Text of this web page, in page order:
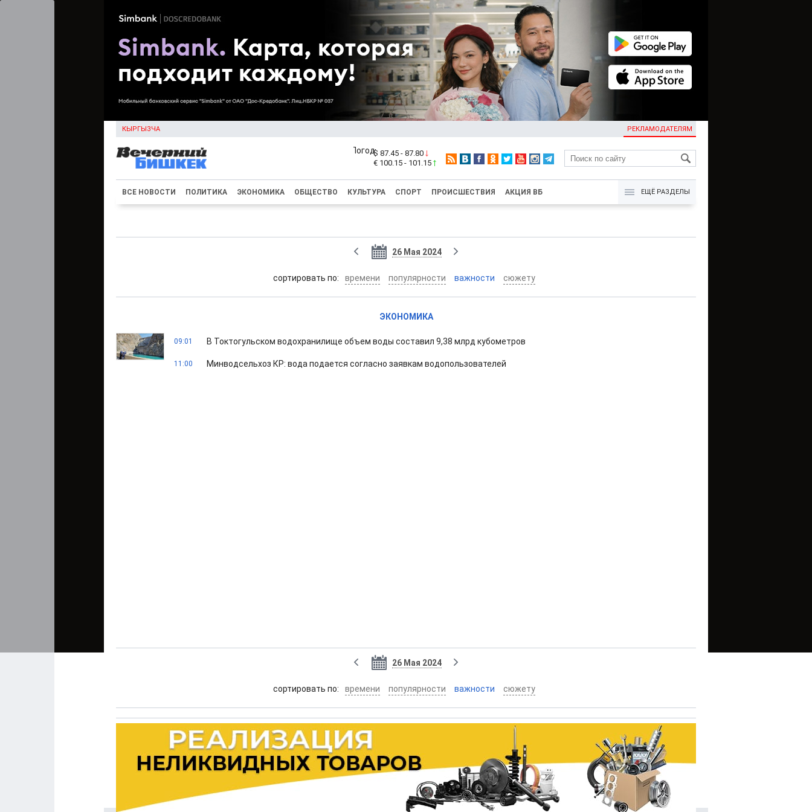
КЫРГЫЗЧА РЕКЛАМОДАТЕЛЯМ
KG
$ 87.45 - 87.80
€ 100.15 - 101.15
ВСЕ НОВОСТИ ПОЛИТИКА ЭКОНОМИКА ОБЩЕСТВО КУЛЬТУРА СПОРТ ПРОИСШЕСТВИЯ АКЦИЯ ВБ ЕЩЁ РАЗДЕЛЫ
26 Мая 2024
cортировать по: времени популярности важности сюжету
ЭКОНОМИКА
09:01 В Токтогульском водохранилище объем воды составил 9,38 млрд кубометров
11:00 Минводсельхоз КР: вода подается согласно заявкам водопользователей
26 Мая 2024
cортировать по: времени популярности важности сюжету